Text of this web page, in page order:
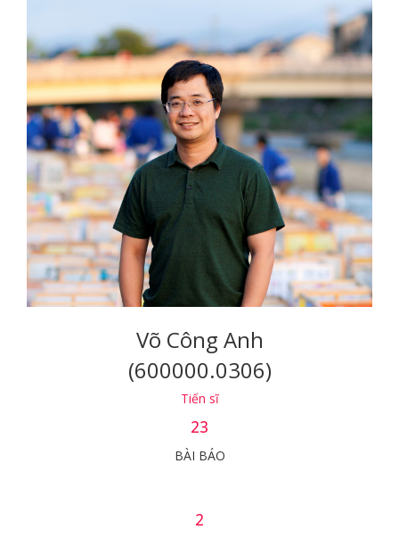
Võ Công Anh
(600000.0306)
Tiến sĩ
23
BÀI BÁO
2